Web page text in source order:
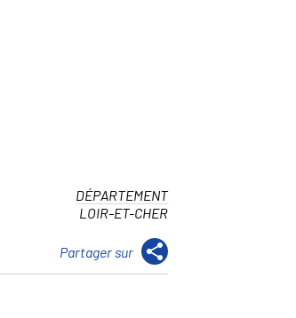
DÉPARTEMENT
LOIR-ET-CHER